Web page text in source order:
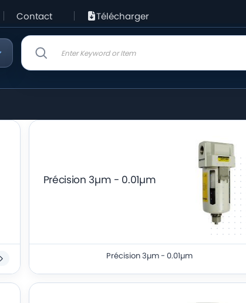
Contact Télécharger
Précision 3µm - 0.01µm
Précision 3µm - 0.01µm